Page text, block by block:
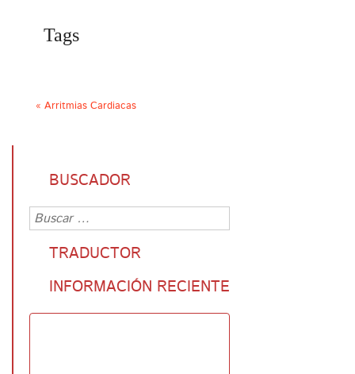
Tags
« Arritmias Cardiacas
BUSCADOR
TRADUCTOR
INFORMACIÓN RECIENTE